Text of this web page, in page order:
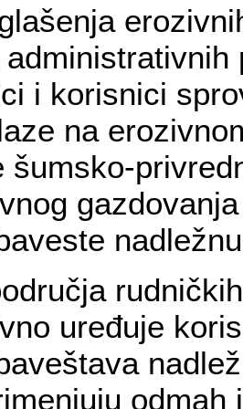
i korisnici
na
šumsko-
uređuje